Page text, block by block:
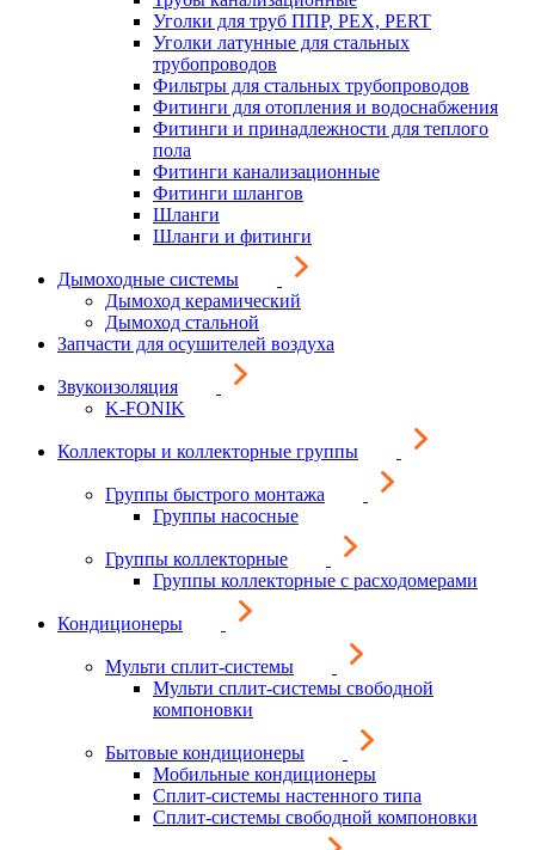
Уголки для труб ППР, PEX, PERT
Уголки латунные для стальных
трубопроводов
Фильтры для стальных трубопроводов
Фитинги для отопления и водоснабжения
Фитинги и принадлежности для теплого
пола
Фитинги канализационные
Фитинги шлангов
Шланги
Шланги и фитинги
Дымоходные системы
Дымоход керамический
Дымоход стальной
Запчасти для осушителей воздуха
Звукоизоляция
K-FONIK
Коллекторы и коллекторные группы
Группы быстрого монтажа
Группы насосные
Группы коллекторные
Группы коллекторные с расходомерами
Кондиционеры
Мульти сплит-системы
Мульти сплит-системы свободной
компоновки
Бытовые кондиционеры
Мобильные кондиционеры
Сплит-системы настенного типа
Сплит-системы свободной компоновки